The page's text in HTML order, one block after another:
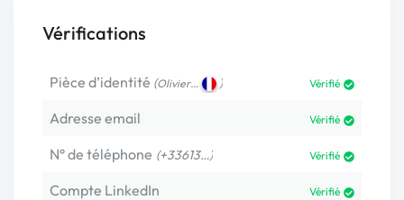
Vérifications
Pièce d’identité (Olivier… ) Vérifié
Adresse email Vérifié
N° de téléphone (+33613…) Vérifié
Compte LinkedIn Vérifié